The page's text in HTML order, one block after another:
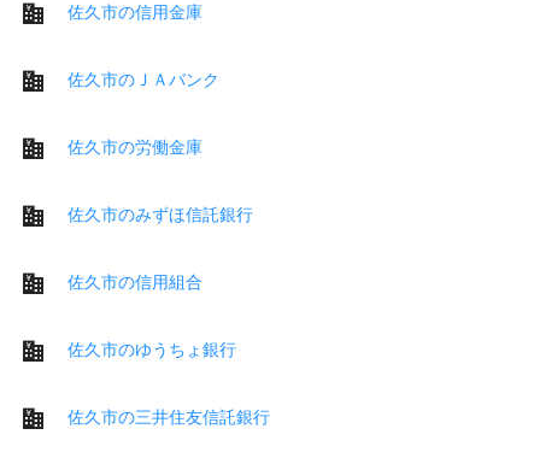
佐久市の信用金庫
佐久市のＪＡバンク
佐久市の労働金庫
佐久市のみずほ信託銀行
佐久市の信用組合
佐久市のゆうちょ銀行
佐久市の三井住友信託銀行